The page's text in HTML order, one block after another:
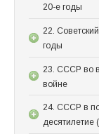
20-е годы
22.
годы
23. СССР во
войне
24. СССР в
десятилетие